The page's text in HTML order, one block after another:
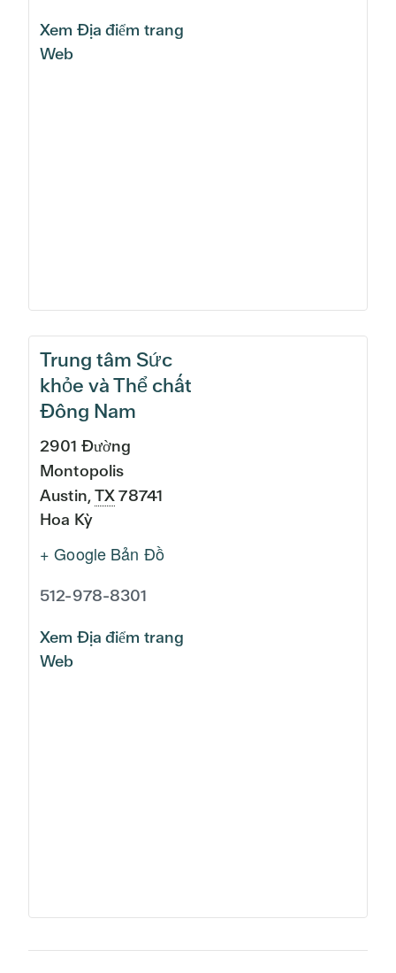
Xem Địa điểm trang
Web
Trung tâm Sức
khỏe và Thể chất
Đông Nam
2901 Đường
Montopolis
Austin,TX78741
Hoa Kỳ
+ Google Bản Đồ
512-978-8301
Xem Địa điểm trang
Web